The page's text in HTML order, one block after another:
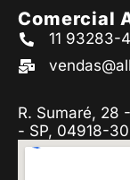
Comercial
11 93283-
R. Sumaré, 28
- SP, 04918-